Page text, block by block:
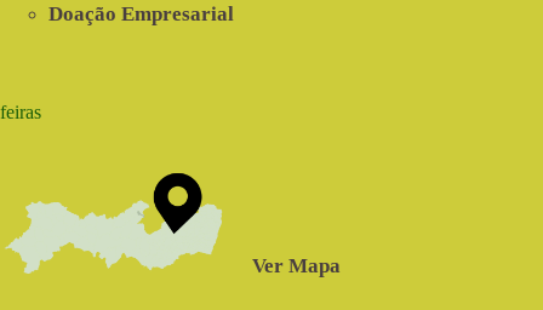
Doação Empresarial
feiras
Ver Mapa